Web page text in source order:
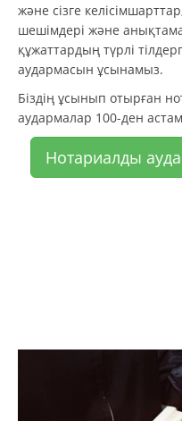
және сізге
шешімдері және
құжаттардың түрлі
аудармасын ұсынамыз.
Біздің ұсынып отырған
аудармалар 100-ден
Нотариалды